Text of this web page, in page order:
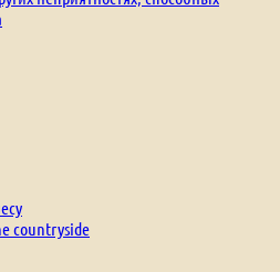
countryside